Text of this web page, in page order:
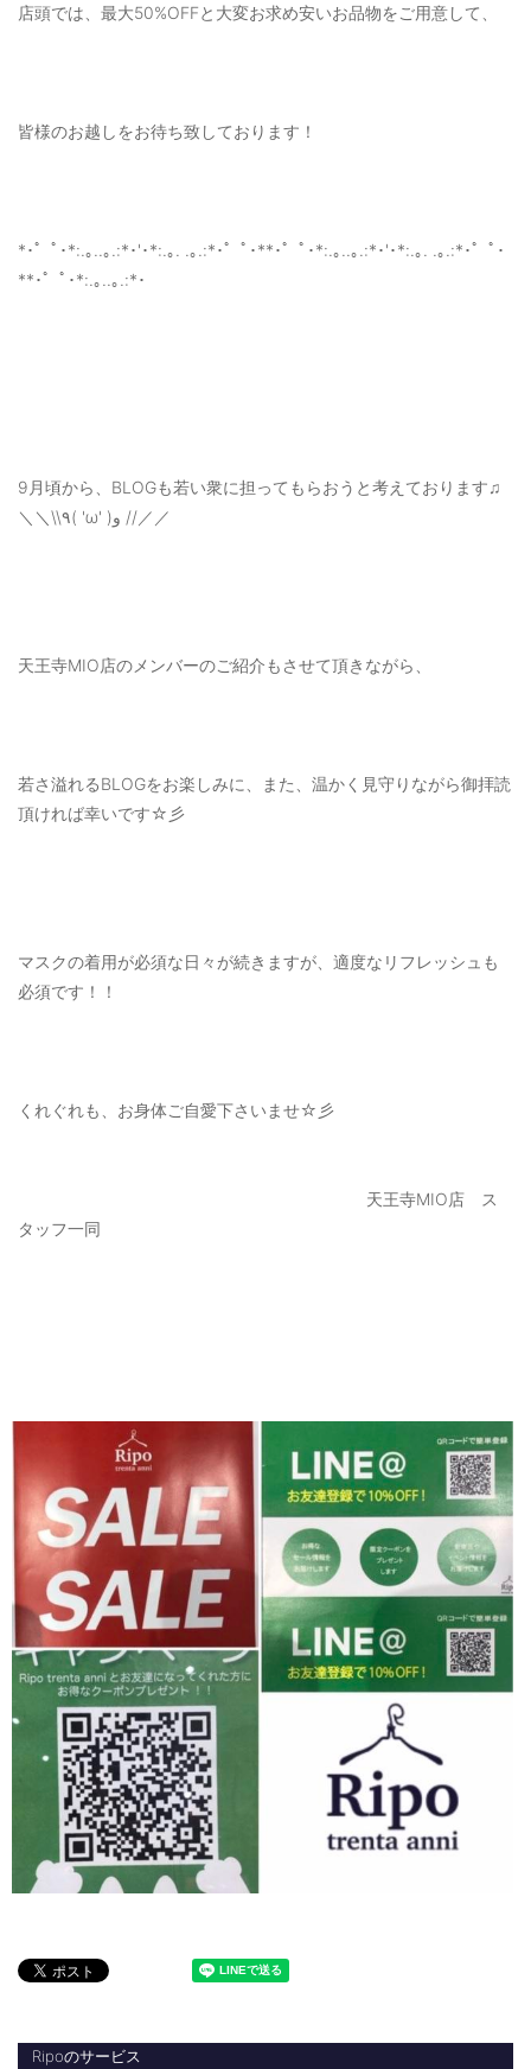
店頭では、最大50%OFFと大変お求め安いお品物をご用意して、
皆様のお越しをお待ち致しております！
*･゜ﾟ･*:.｡..｡.:*･'･*:.｡. .｡.:*･゜ﾟ･**･゜ﾟ･*:.｡..｡.:*･'･*:.｡. .｡.:*･゜ﾟ･
**･゜ﾟ･*:.｡..｡.:*･
9月頃から、BLOGも若い衆に担ってもらおうと考えております♫
＼＼\\٩( 'ω' )و //／／
天王寺MIO店のメンバーのご紹介もさせて頂きながら、
若さ溢れるBLOGをお楽しみに、また、温かく見守りながら御拝読
頂ければ幸いです☆彡
マスクの着用が必須な日々が続きますが、適度なリフレッシュも
必須です！！
くれぐれも、お身体ご自愛下さいませ☆彡
天王寺MIO店 ス
タッフ一同
Ripoのサービス